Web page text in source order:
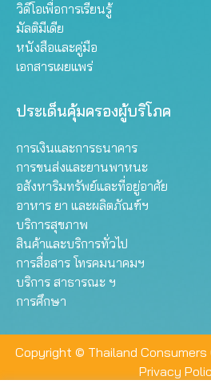
วิดีโอเพื่อการเรียนรู้
มัลติมีเดีย
หนังสือและคู่มือ
เอกสารเผยแพร่
ประเด็นคุ้มครองผู้บริโภค
การเงินและการธนาคาร
การขนส่งและยานพาหนะ
อสังหาริมทรัพย์และที่อยู่อาศัย
อาหาร ยา และผลิตภัณฑ์ฯ
บริการสุขภาพ
สินค้าและบริการทั่วไป
การสื่อสาร โทรคมนาคมฯ
บริการ สาธารณะ ฯ
การศึกษา
Copyright © Thailand Consumers
Privacy